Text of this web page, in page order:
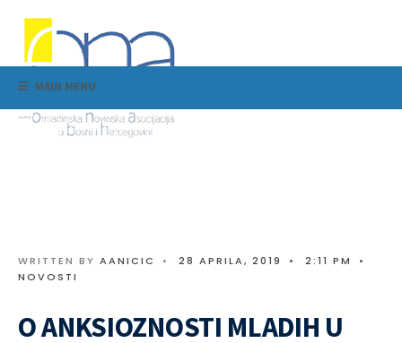
MAIN MENU
WRITTEN BY AANICIC • 28 APRILA, 2019 • 2:11 PM
•
NOVOSTI
O ANKSIOZNOSTI MLADIH U